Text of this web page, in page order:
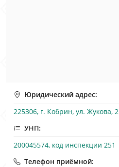
Юридический адрес:
225306, г. Кобрин, ул. Жукова, 2
УНП:
200045574, код инспекции 251
Телефон приёмной: